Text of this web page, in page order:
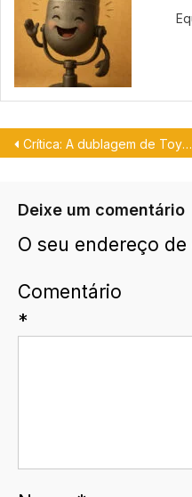
Crítica: A dublagem de Toy Story 4
Deixe um comentário
O seu endereço
Comentário
*